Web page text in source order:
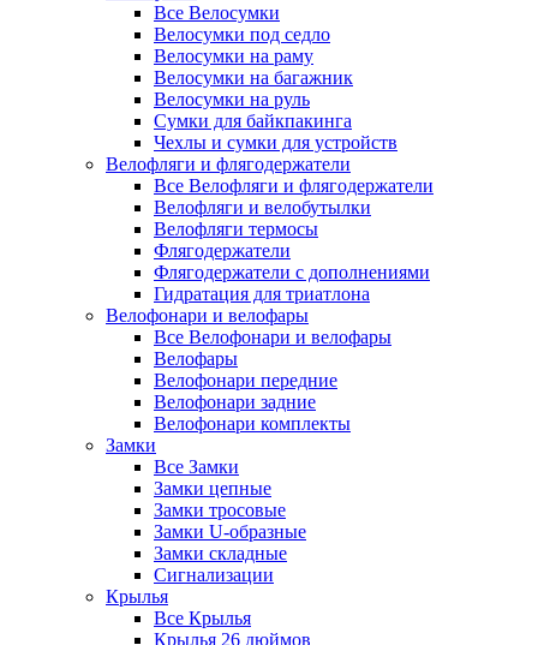
Все Велосумки
Велосумки под седло
Велосумки на раму
Велосумки на багажник
Велосумки на руль
Сумки для байкпакинга
Чехлы и сумки для устройств
Велофляги и флягодержатели
Все Велофляги и флягодержатели
Велофляги и велобутылки
Велофляги термосы
Флягодержатели
Флягодержатели с дополнениями
Гидратация для триатлона
Велофонари и велофары
Все Велофонари и велофары
Велофары
Велофонари передние
Велофонари задние
Велофонари комплекты
Замки
Все Замки
Замки цепные
Замки тросовые
Замки U-образные
Замки складные
Сигнализации
Крылья
Все Крылья
Крылья 26 дюймов